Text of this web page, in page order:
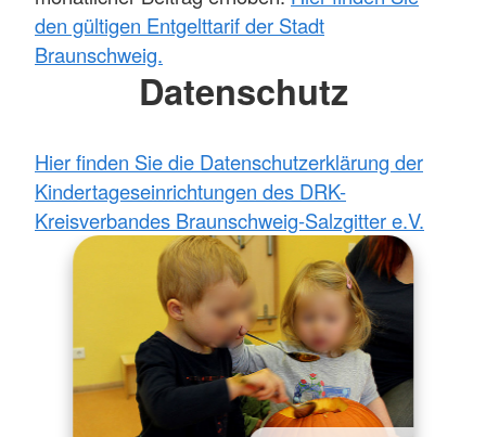
den gültigen Entgelttarif der Stadt
Braunschweig.
Datenschutz
Hier finden Sie die Datenschutzerklärung der
Kindertageseinrichtungen des DRK-
Kreisverbandes Braunschweig-Salzgitter e.V.